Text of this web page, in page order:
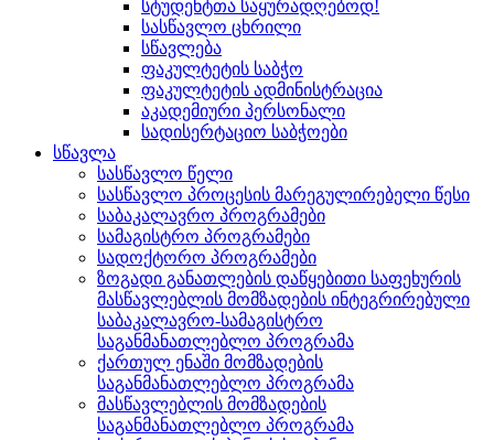
სტუდენტთა საყურადღებოდ!
სასწავლო ცხრილი
სწავლება
ფაკულტეტის საბჭო
ფაკულტეტის ადმინისტრაცია
აკადემიური პერსონალი
სადისერტაციო საბჭოები
სწავლა
სასწავლო წელი
სასწავლო პროცესის მარეგულირებელი წესი
საბაკალავრო პროგრამები
სამაგისტრო პროგრამები
სადოქტორო პროგრამები
ზოგადი განათლების დაწყებითი საფეხურის
მასწავლებლის მომზადების ინტეგრირებული
საბაკალავრო-სამაგისტრო
საგანმანათლებლო პროგრამა
ქართულ ენაში მომზადების
საგანმანათლებლო პროგრამა
მასწავლებლის მომზადების
საგანმანათლებლო პროგრამა